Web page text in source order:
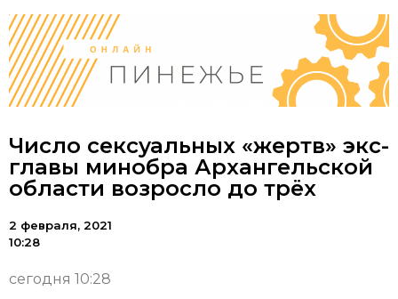
Число сексуальных «жертв» экс-
главы минобра Архангельской
области возросло до трёх
2 февраля, 2021
10:28
сегодня 10:28